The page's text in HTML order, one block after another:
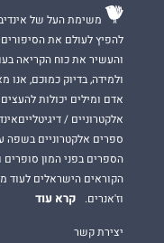
משימת העל של
להפיץ לעולם את
והעשיר את כוח הקריאה
ולמידה, בדיוק כמוכם,
אדם ומילים יכולות
אלקטרוניים /
ספרים אלקטרוניים
הספרים בפני המון
הקוראים הישראלים לעוד
וז'אנרים.
קרא עוד
יצירת קשר